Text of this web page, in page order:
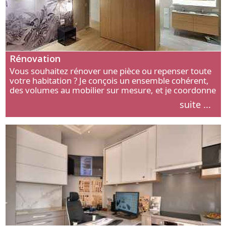
Rénovation
Vous souhaitez rénover une pièce ou repenser toute
votre habitation ? Je conçois un ensemble cohérent,
des volumes au mobilier sur mesure, et je coordonne
suite ...